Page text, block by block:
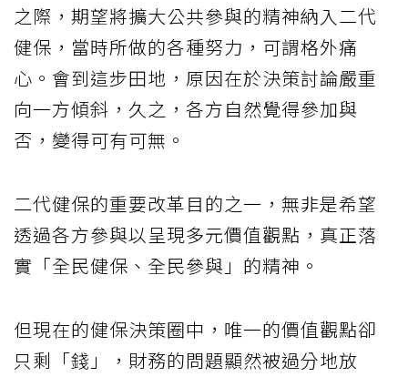
之際，期望將擴大公共參與的精神納入二代
健保，當時所做的各種努力，可謂格外痛
心。會到這步田地，原因在於決策討論嚴重
向一方傾斜，久之，各方自然覺得參加與
否，變得可有可無。
二代健保的重要改革目的之一，無非是希望
透過各方參與以呈現多元價值觀點，真正落
實「全民健保、全民參與」的精神。
但現在的健保決策圈中，唯一的價值觀點卻
只剩「錢」，財務的問題顯然被過分地放